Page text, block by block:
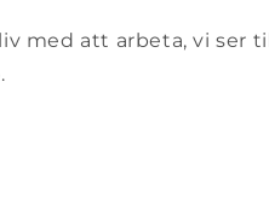
med att arbeta, vi ser till